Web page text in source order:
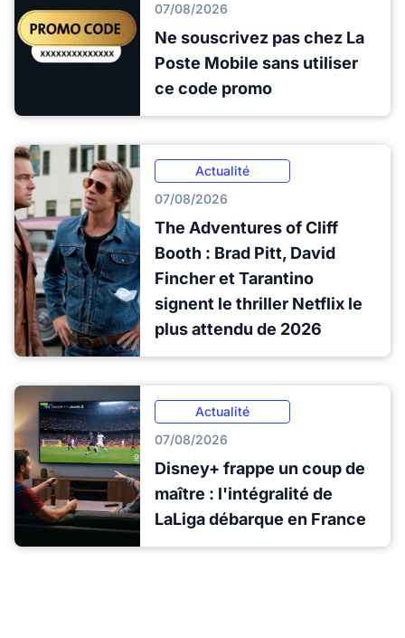
07/08/2026
Ne souscrivez pas chez La
Poste Mobile sans utiliser
ce code promo
Actualité
07/08/2026
The Adventures of Cliff
Booth : Brad Pitt, David
Fincher et Tarantino
signent le thriller Netflix le
plus attendu de 2026
Actualité
07/08/2026
Disney+ frappe un coup de
maître : l'intégralité de
LaLiga débarque en France